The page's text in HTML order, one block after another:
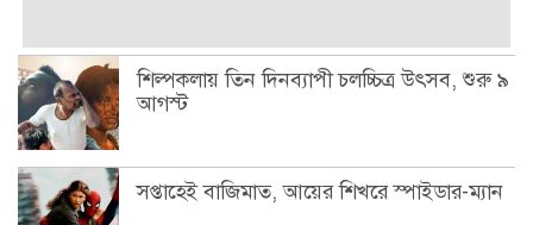
শিল্পকলায় তিন দিনব্যাপী চলচ্চিত্র উৎসব, শুরু ৯
আগস্ট
সপ্তাহেই বাজিমাত, আয়ের শিখরে স্পাইডার-ম্যান